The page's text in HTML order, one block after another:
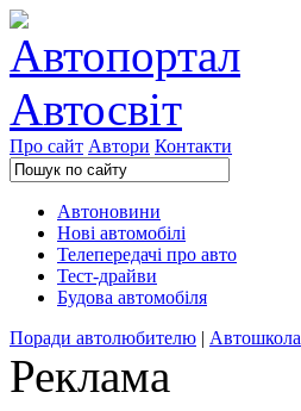
Про сайт Автори Контакти
Автоновини
Нові автомобілі
Телепередачі про авто
Тест-драйви
Будова автомобіля
Поради автолюбителю | Автошкола
Реклама